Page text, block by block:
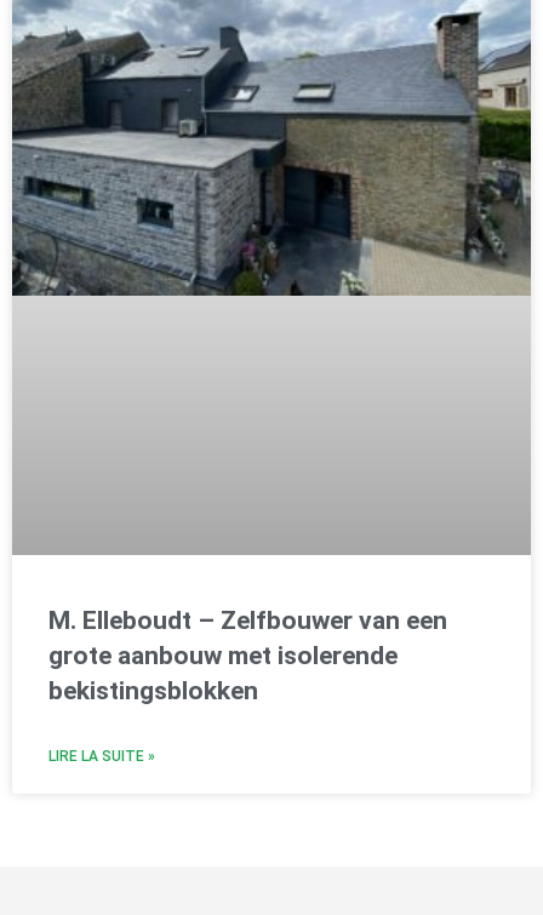
M. Elleboudt – Zelfbouwer van een
grote aanbouw met isolerende
bekistingsblokken
LIRE LA SUITE »